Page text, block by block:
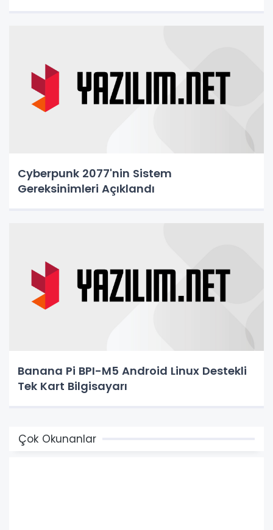
Cyberpunk 2077'nin Sistem
Gereksinimleri Açıklandı
Banana Pi BPI-M5 Android Linux Destekli
Tek Kart Bilgisayarı
Çok Okunanlar